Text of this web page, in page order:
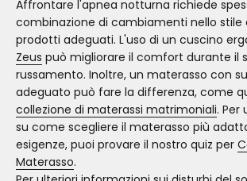
Affrontare l'apnea notturna richiede
combinazione di cambiamenti nello stile
prodotti adeguati. L'uso di un cuscino
Zeus può migliorare il comfort durante il
russamento. Inoltre, un materasso con
adeguato può fare la differenza, come
collezione di materassi matrimoniali. Per
su come scegliere il materasso più
esigenze, puoi provare il nostro quiz per
Materasso.